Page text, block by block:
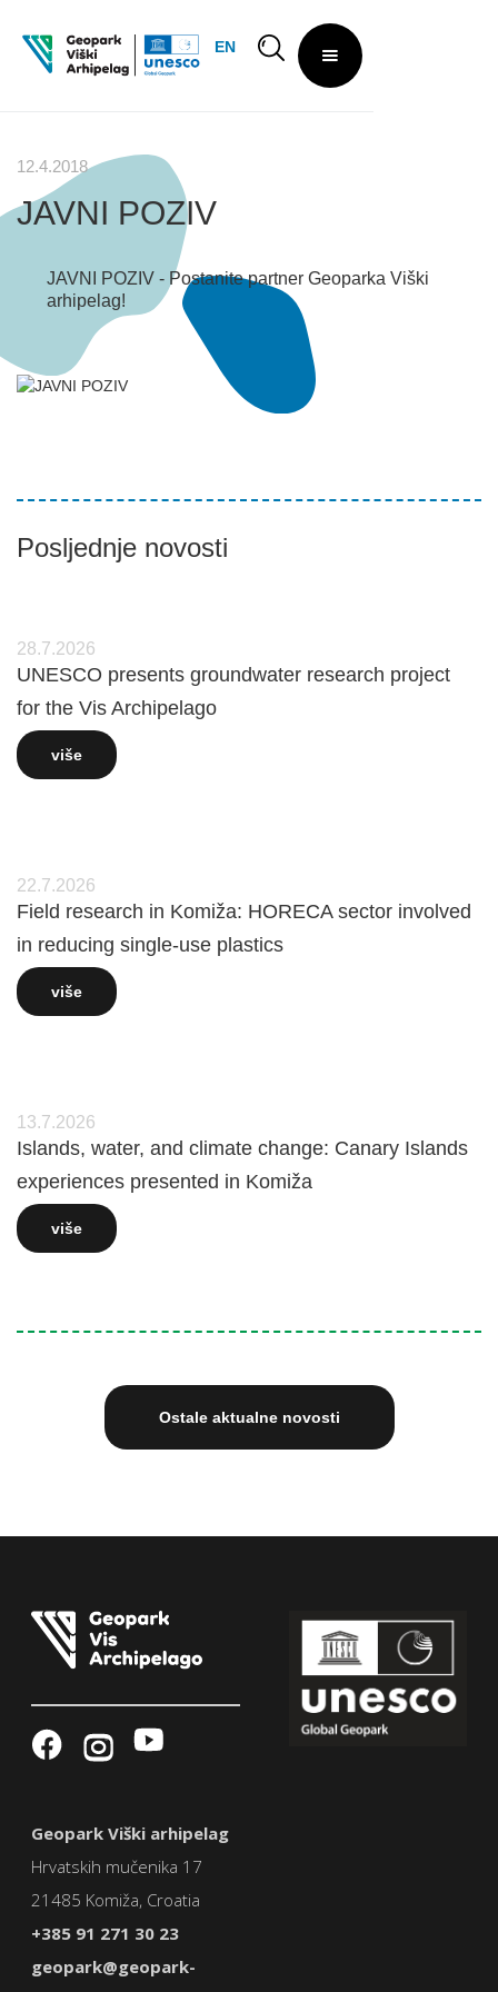
EN
12.4.2018
JAVNI POZIV
JAVNI POZIV - Postanite partner Geoparka Viški
arhipelag!
Posljednje novosti
28.7.2026
UNESCO presents groundwater research project
for the Vis Archipelago
više
22.7.2026
Field research in Komiža: HORECA sector involved
in reducing single-use plastics
više
13.7.2026
Islands, water, and climate change: Canary Islands
experiences presented in Komiža
više
Ostale aktualne novosti
Geopark Viški arhipelag
Hrvatskih mučenika 17
21485 Komiža, Croatia
+385 91 271 30 23
geopark@geopark-